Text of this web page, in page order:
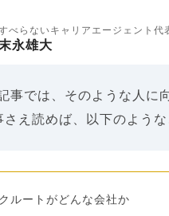
べらないキャリアエージェント代
永雄大
事では、そのような人に
さえ読めば、以下のような
ルートがどんな会社か